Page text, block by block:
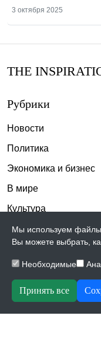
3 октября 2025
THE
Рубрики
Новости
Политика
Экономика и бизнес
В мире
Культура
Спорт
Происшествия
Скандалы
Мы используем
Вы можете выбрать,
Необходимые
Принять все